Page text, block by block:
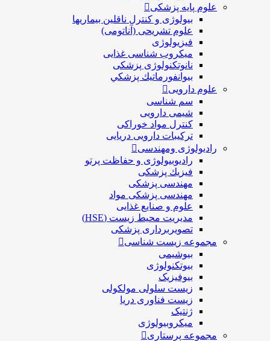
علوم پایه پزشکی
بیولوژی و کنترل ناقلین بیماریها
علوم تشریحی (آناتومی)
فیزیولوژی
ميكروب شناسی غذایی
نانوتکنولوژی پزشکی
بيوانفورماتيك پزشكي
علوم دارویی
سم شناسی
شیمی دارویی
کنترل مواد خوراکی
ترکیبات دارویی دریایی
رادیولوژی ومهندسی
رادیوبیولوژی و حفاظت پرتو
فيزيك پزشکی
مهندسی پزشکی
مهندسی پزشکی مواد
علوم و صنايع غذایی
مدیریت محیط زیست (HSE)
تصویربرداری پزشکی
مجموعه زیست شناسی
بیوشیمی
بیوتکنولوژی
بیوفیزیک
زیست سلولی مولکولی
زیست فناوری دریا
ژنتیک
میکروبیولوژی
مجموعه پرستاری